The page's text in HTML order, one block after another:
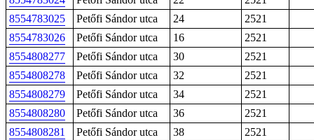
8554783025
Petőfi Sándor utca 24
2521
8554783026
Petőfi Sándor utca 16
2521
8554808277
Petőfi Sándor utca 30
2521
8554808278
Petőfi Sándor utca 32
2521
8554808279
Petőfi Sándor utca 34
2521
8554808280
Petőfi Sándor utca 36
2521
8554808281
Petőfi Sándor utca 38
2521